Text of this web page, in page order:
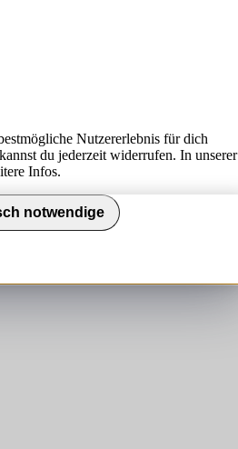
Nutzererlebnis für dich
du jederzeit widerrufen. In unserer
Infos.
notwendige